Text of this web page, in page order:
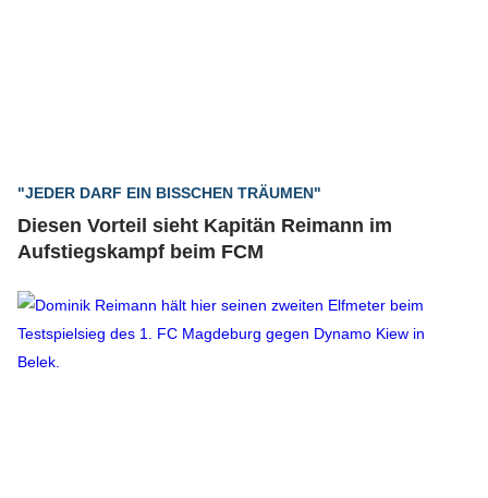
"JEDER DARF EIN BISSCHEN TRÄUMEN"
Diesen Vorteil sieht Kapitän Reimann im
Aufstiegskampf beim FCM